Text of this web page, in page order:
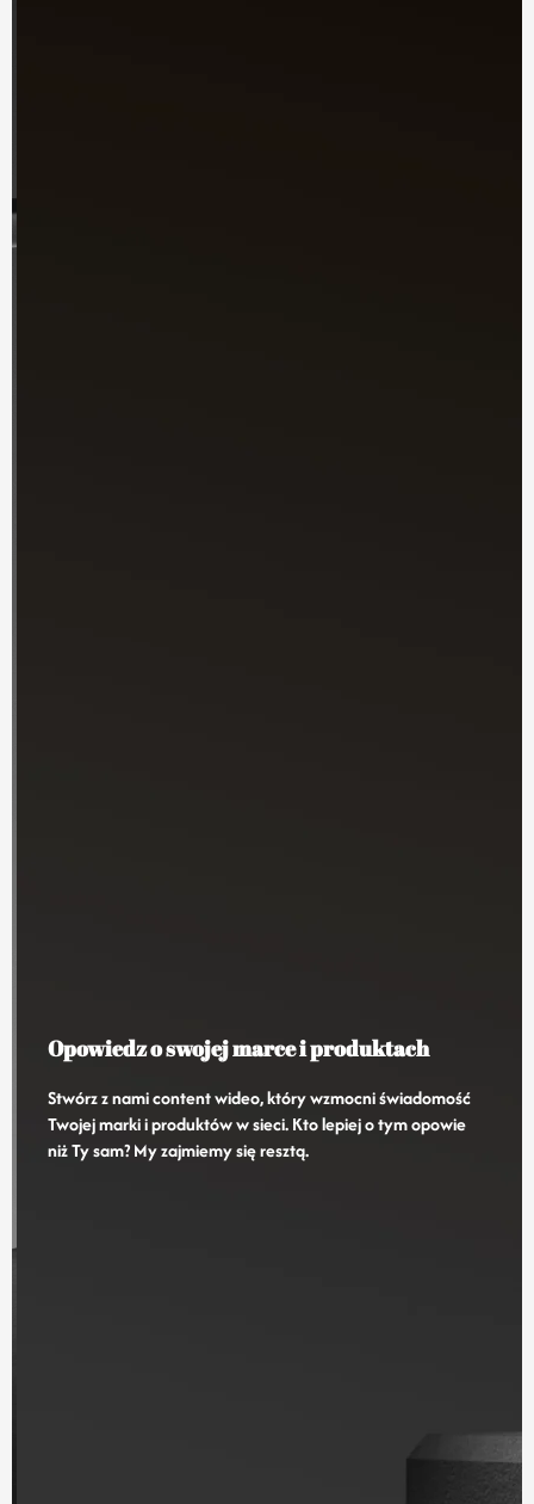
Opowiedz o swojej marce i produktach
Stwórz z nami content wideo, który wzmocni świadomość
Twojej marki i produktów w sieci. Kto lepiej o tym opowie
niż Ty sam? My zajmiemy się resztą.